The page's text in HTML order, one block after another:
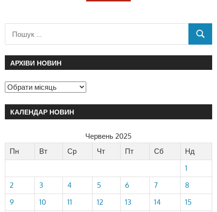
АРХІВИ НОВИН
КАЛЕНДАР НОВИН
Червень 2025
Пн
Вт Ср Чт Пт Сб
Нд
1
2
3 4 5 6 7
8
9
10 11 12 13 14
15